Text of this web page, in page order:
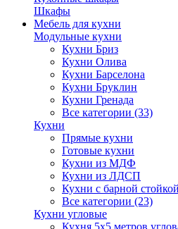
Шкафы
Мебель для кухни
Модульные кухни
Кухни Бриз
Кухни Олива
Кухни Барселона
Кухни Бруклин
Кухни Гренада
Все категории (33)
Кухни
Прямые кухни
Готовые кухни
Кухни из МДФ
Кухни из ЛДСП
Кухни с барной стойкой
Все категории (23)
Кухни угловые
Кухня 5х5 метров